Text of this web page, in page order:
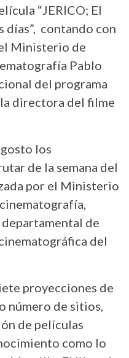
“JERICO; El
contando con
Ministerio de
Pablo
del programa
directora del filme
los
de la semana del
por el Ministerio
de
del
proyecciones de
número de sitios,
de películas
como lo